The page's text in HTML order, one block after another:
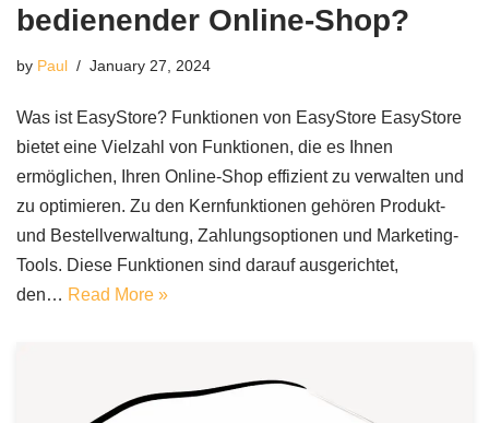
bedienender Online-Shop?
by Paul January 27, 2024
Was ist EasyStore? Funktionen von EasyStore EasyStore
bietet eine Vielzahl von Funktionen, die es Ihnen
ermöglichen, Ihren Online-Shop effizient zu verwalten und
zu optimieren. Zu den Kernfunktionen gehören Produkt-
und Bestellverwaltung, Zahlungsoptionen und Marketing-
Tools. Diese Funktionen sind darauf ausgerichtet,
den… Read More »